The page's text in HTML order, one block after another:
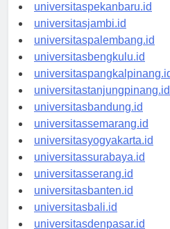
universitaspekanbaru.id
universitasjambi.id
universitaspalembang.id
universitasbengkulu.id
universitaspangkalpinang.id
universitastanjungpinang.id
universitasbandung.id
universitassemarang.id
universitasyogyakarta.id
universitassurabaya.id
universitasserang.id
universitasbanten.id
universitasbali.id